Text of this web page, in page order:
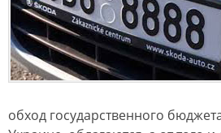
обход государственного